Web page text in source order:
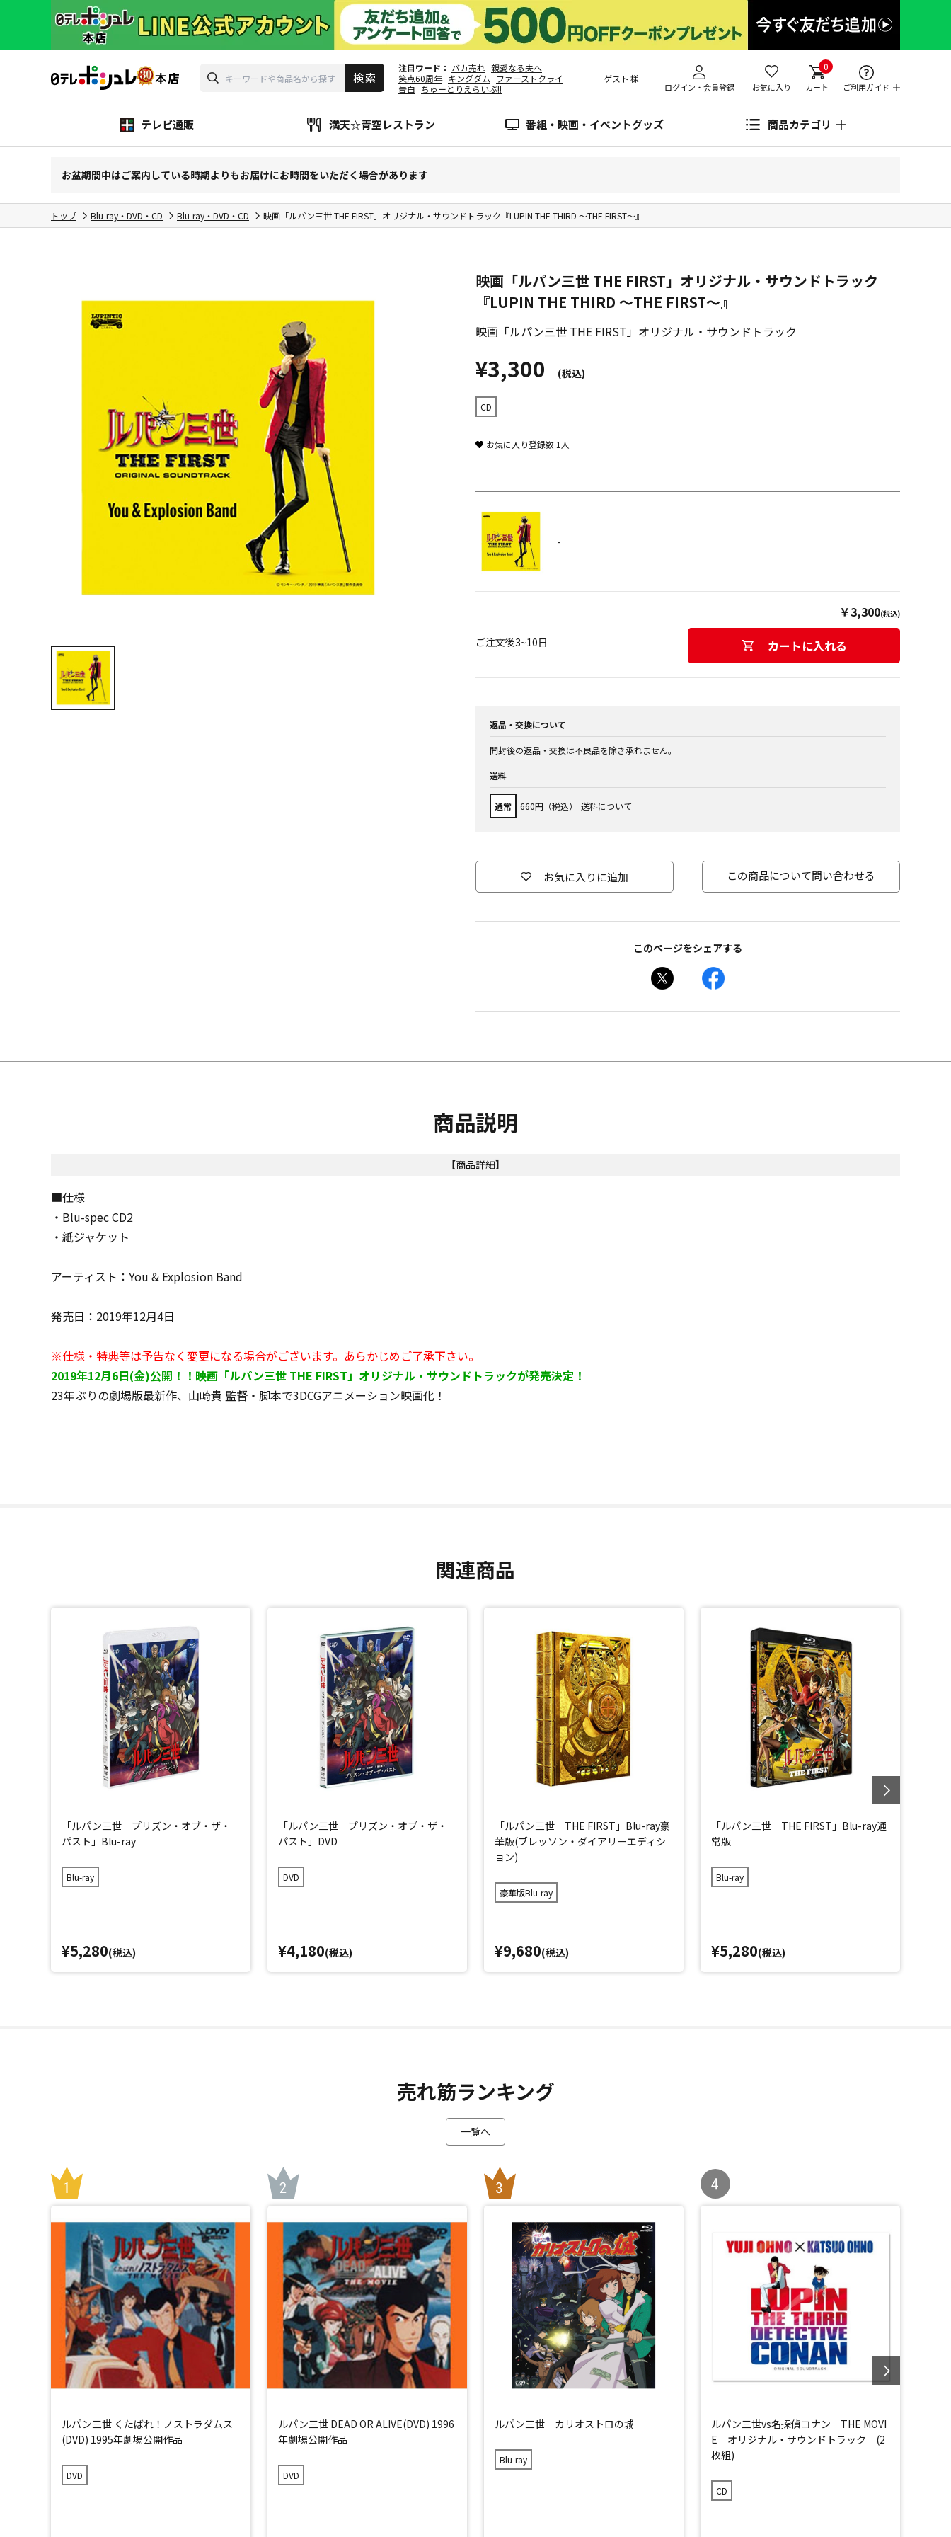
注目ワード バカ売れ 親愛なる夫へ
笑点60周年 キングダム ファーストクライ
告白 ちゅーとりえらいぶ!!
ゲスト 様
ログイン・会員登録 お気に入り
0
カート ご利用ガイド
テレビ通販 満天☆青空レストラン 番組・映画・イベントグッズ 商品カテゴリ
お盆期間中はご案内している時期よりもお届けにお時間をいただく場合があります
トップ Blu-ray・DVD・CD Blu-ray・DVD・CD 映画「ルパン三世 THE FIRST」オリジナル・サウンドトラック『LUPIN THE THIRD ～THE FIRST～』
映画「ルパン三世 THE FIRST」オリジナル・サウンドトラック
『LUPIN THE THIRD ～THE FIRST～』
映画「ルパン三世 THE FIRST」オリジナル・サウンドトラック
¥3,300 (税込)
CD
お気に入り登録数 1 人
-
￥3,300(税込)
ご注文後3~10日 カートに入れる
返品・交換について
開封後の返品・交換は不良品を除き承れません。
送料
通常 660円（税込） 送料について
お気に入りに追加 この商品について問い合わせる
このページをシェアする
商品説明
【商品詳細】
■仕様
・Blu-spec CD2
・紙ジャケット
アーティスト：You & Explosion Band
発売日：2019年12月4日
※仕様・特典等は予告なく変更になる場合がございます。あらかじめご了承下さい。
2019年12月6日(金)公開！！映画「ルパン三世 THE FIRST」オリジナル・サウンドトラックが発売決定！
23年ぶりの劇場版最新作、山崎貴 監督・脚本で3DCGアニメーション映画化！
関連商品
「ルパン三世 プリズン・オブ・ザ・
パスト」Blu-ray
Blu-ray
¥5,280(税込)
「ルパン三世 プリズン・オブ・ザ・
パスト」DVD
DVD
¥4,180(税込)
「ルパン三世 THE FIRST」Blu-ray豪
華版(ブレッソン・ダイアリーエディシ
ョン)
豪華版Blu-ray
¥9,680(税込)
「ルパン三世 THE FIRST」Blu-ray通
常版
Blu-ray
¥5,280(税込)
売れ筋ランキング
一覧へ
ルパン三世 くたばれ！ノストラダムス
(DVD) 1995年劇場公開作品
DVD
ルパン三世 DEAD OR ALIVE(DVD) 1996
年劇場公開作品
DVD
ルパン三世 カリオストロの城
Blu-ray
ルパン三世vs名探偵コナン THE MOVI
E オリジナル・サウンドトラック (2
枚組)
CD